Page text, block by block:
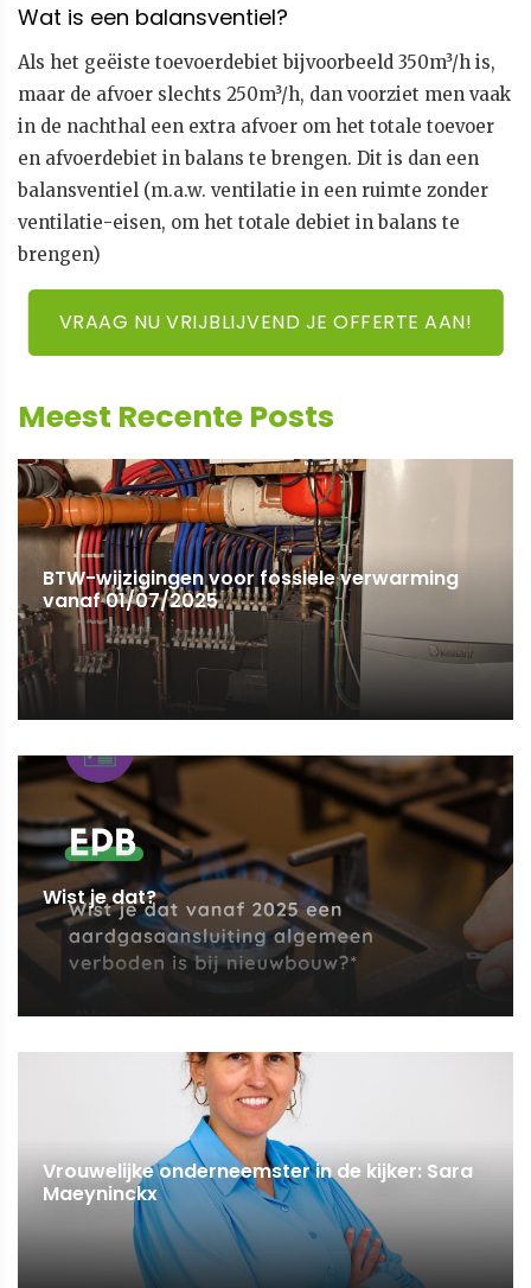
Wat is een balansventiel?
Als het geëiste toevoerdebiet bijvoorbeeld 350m³/h is,
maar de afvoer slechts 250m³/h, dan voorziet men vaak
in de nachthal een extra afvoer om het totale toevoer
en afvoerdebiet in balans te brengen. Dit is dan een
balansventiel (m.a.w. ventilatie in een ruimte zonder
ventilatie-eisen, om het totale debiet in balans te
brengen)
VRAAG NU VRIJBLIJVEND JE OFFERTE AAN!
Meest Recente Posts
BTW-wijzigingen voor fossiele verwarming
vanaf 01/07/2025
Wist je dat?
Vrouwelijke onderneemster in de kijker: Sara
Maeyninckx